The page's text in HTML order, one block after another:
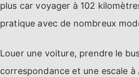
plus car voyager à 102
pratique avec de nombreux
Louer une voiture, prendre le
correspondance et une escale